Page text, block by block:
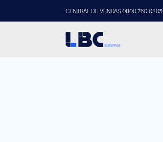
CENTRAL DE VENDAS 0800 760 0305